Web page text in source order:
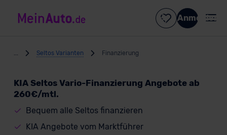
Anmelden
Seltos Varianten Finanzierung
KIA Seltos Vario-Finanzierung Angebote ab
260€/mtl.
Bequem alle Seltos finanzieren
KIA Angebote vom Marktführer